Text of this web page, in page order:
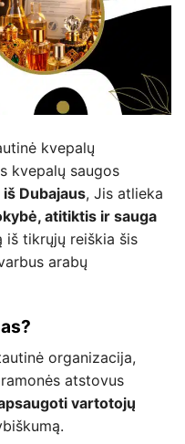
kvepalų
kvepalų saugos
Dubajaus, Jis atlieka
atitiktis ir sauga
iš tikrųjų reiškia šis
arabų
organizacija,
atstovus
vartotojų